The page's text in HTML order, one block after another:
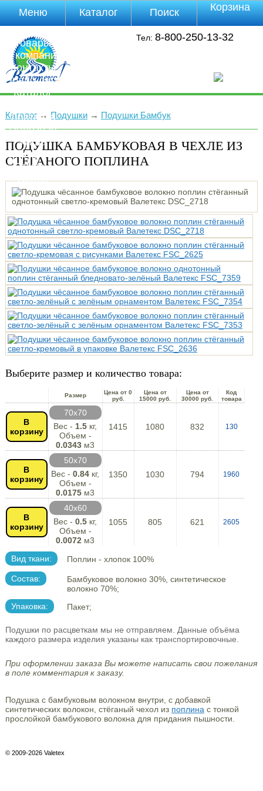
Тел: 8-800-250-13-32
Каталог→ Подушки→ Подушки Бамбук
ПОДУШКА БАМБУКОВАЯ В ЧЕХЛЕ ИЗ
СТЁГАНОГО ПОПЛИНА
Выберите размер и количество товара:
Размер
Цена от 0
руб.
Цена от
15000 руб.
Цена от
30000 руб.
Код
товара
В
корзину
70х70
Вес - 1.5 кг,
Объем -
0.0343 м3
1415 1080 832 130
В
корзину
50х70
Вес -0.84 кг,
Объем -
0.0175 м3
1350 1030 794 1960
В
корзину
40х60
Вес -0.5 кг,
Объем -
0.0072 м3
1055 805 621 2605
Вид ткани: Поплин - хлопок 100%
Состав:
Бамбуковое волокно 30%, синтетическое
волокно 70%;
Упаковка:
Пакет;
Подушки по расцветкам мы не отправляем. Данные объёма
каждого размера изделия указаны как транспортировочные.
При оформлении заказа Вы можете написать свои пожелания
в поле комментария к заказу.
Подушка с бамбуковым волокном внутри, с добавкой
синтетических волокон, стёганый чехол из поплина с тонкой
прослойкой бамбукового волокна для придания пышности.
© 2009-2026 Valetex
Меню
товары
О компании
Контакты
Прайс-лист
Каталог
Доставка
Полезная
инфа
Магазины
Отзывы
Видео
Каталог Поиск Корзина